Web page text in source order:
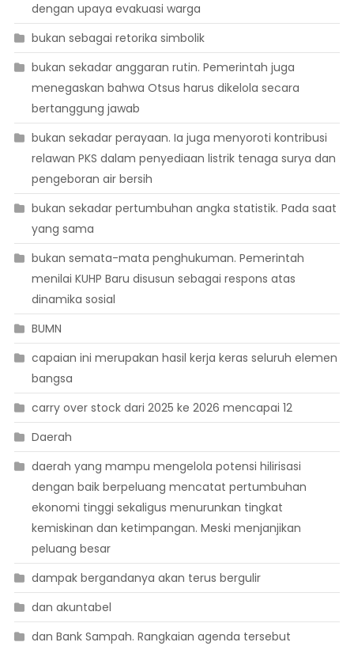
dengan upaya evakuasi warga
bukan sebagai retorika simbolik
bukan sekadar anggaran rutin. Pemerintah juga
menegaskan bahwa Otsus harus dikelola secara
bertanggung jawab
bukan sekadar perayaan. Ia juga menyoroti kontribusi
relawan PKS dalam penyediaan listrik tenaga surya dan
pengeboran air bersih
bukan sekadar pertumbuhan angka statistik. Pada saat
yang sama
bukan semata-mata penghukuman. Pemerintah
menilai KUHP Baru disusun sebagai respons atas
dinamika sosial
BUMN
capaian ini merupakan hasil kerja keras seluruh elemen
bangsa
carry over stock dari 2025 ke 2026 mencapai 12
Daerah
daerah yang mampu mengelola potensi hilirisasi
dengan baik berpeluang mencatat pertumbuhan
ekonomi tinggi sekaligus menurunkan tingkat
kemiskinan dan ketimpangan. Meski menjanjikan
peluang besar
dampak bergandanya akan terus bergulir
dan akuntabel
dan Bank Sampah. Rangkaian agenda tersebut